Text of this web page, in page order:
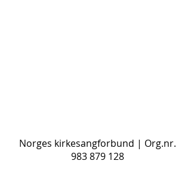
Norges kirkesangforbund | Org.nr.
983 879 128